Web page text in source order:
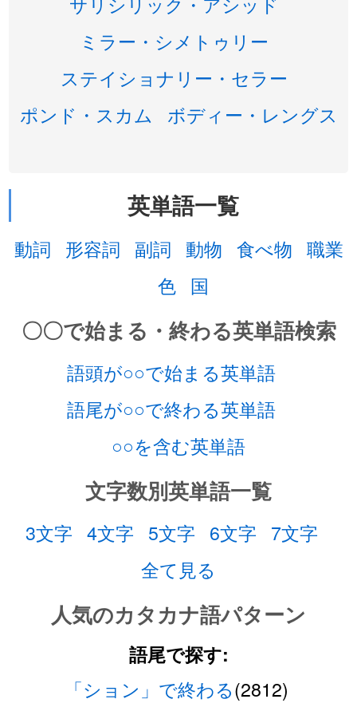
ミラー・シメトゥリー
ステイショナリー・セラー
ポンド・スカム
ボディー・レングス
英単語一覧
動詞 形容詞 副詞 動物 食べ物 職業
色 国
〇〇で始まる・終わる英単語検索
語頭が○○で始まる英単語
語尾が○○で終わる英単語
○○を含む英単語
文字数別英単語一覧
3文字 4文字 5文字 6文字 7文字
全て見る
人気のカタカナ語パターン
語尾で探す:
「ション」で終わる(2812)